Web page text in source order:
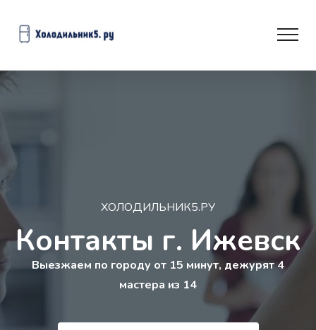
ХОЛОДИЛЬНИК5.РУ
Контакты г. Ижевск
Выезжаем по городу от 15 минут, дежурят 4
мастера из 14